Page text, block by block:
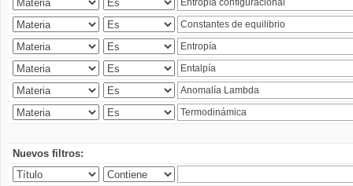
Nuevos filtros: